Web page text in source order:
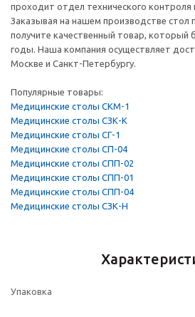
проходит отдел технического контроля
Заказывая на нашем производстве стол
получите качественный товар, который
годы. Наша компания осуществляет
Москве и Санкт-Петербургу.
Популярные товары:
Медицинские столы СКМ-1
Медицинские столы СЗК-К
Медицинские столы СГ-1
Медицинские столы СП-04
Медицинские столы СПП-02
Медицинские столы СПП-01
Медицинские столы СПП-04
Медицинские столы СЗК-Н
Упаковка